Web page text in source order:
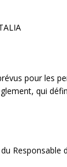
pour les
qui
Responsable